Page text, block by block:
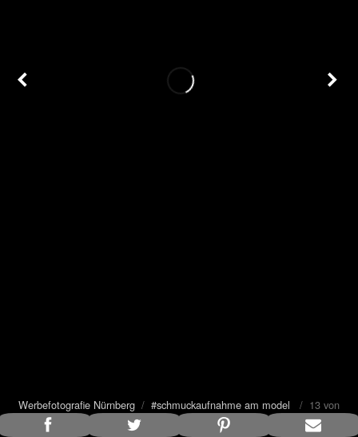
Werbefotografie Nürnberg / #schmuckaufnahme am model / 13 von
15 Bildunterschrift anzeigen